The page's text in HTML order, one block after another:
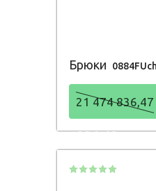
Брюки
21 474 836,47
836,48Р